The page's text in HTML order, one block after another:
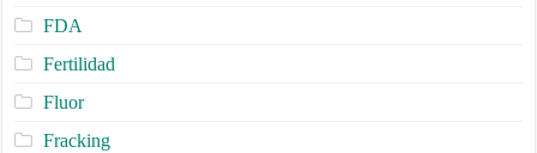
FDA
Fertilidad
Fluor
Fracking